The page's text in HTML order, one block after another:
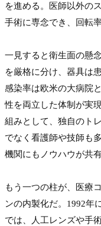
を進める。医師以外の
手術に専念でき、回転
一見すると衛生面の懸
を厳格に分け、器具は
感染率は欧米の大病院
性を両立した体制が実
組みとして、独自のト
でなく看護師や技師も
機関にもノウハウが共
もう一つの柱が、医療
ンの内製化だ。1992年
では、人工レンズや手